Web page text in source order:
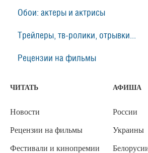
Обои: актеры и актрисы
Трейлеры, тв-ролики, отрывки...
Рецензии на фильмы
ЧИТАТЬ
Новости
Рецензии на фильмы
Фестивали и кинопремии
АФИША
России
Украины